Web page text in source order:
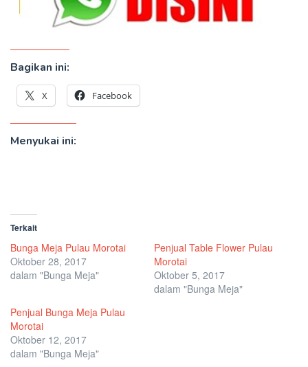
Bagikan ini:
X Facebook
Menyukai ini:
Terkait
Bunga Meja Pulau Morotai
Oktober 28, 2017
dalam "Bunga Meja"
Penjual Table Flower Pulau
Morotai
Oktober 5, 2017
dalam "Bunga Meja"
Penjual Bunga Meja Pulau
Morotai
Oktober 12, 2017
dalam "Bunga Meja"